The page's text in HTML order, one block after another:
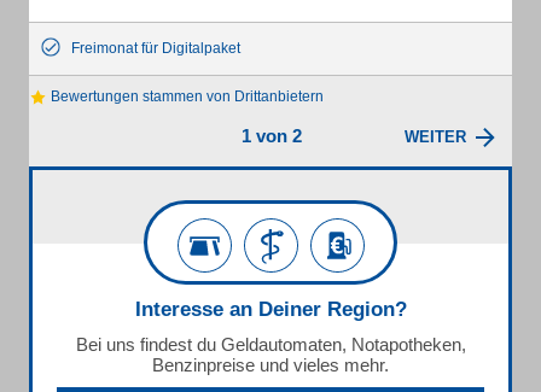
Freimonat für Digitalpaket
Bewertungen stammen von Drittanbietern
1 von 2 WEITER
Interesse an Deiner Region?
Bei uns findest du Geldautomaten, Notapotheken,
Benzinpreise und vieles mehr.